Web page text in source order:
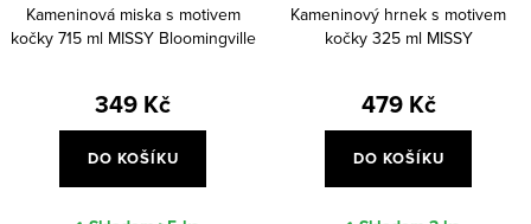
Kameninová miska s motivem
kočky 715 ml MISSY Bloomingville
349 Kč
DO KOŠÍKU
Kameninový hrnek s motivem
kočky 325 ml MISSY
479 Kč
DO KOŠÍKU